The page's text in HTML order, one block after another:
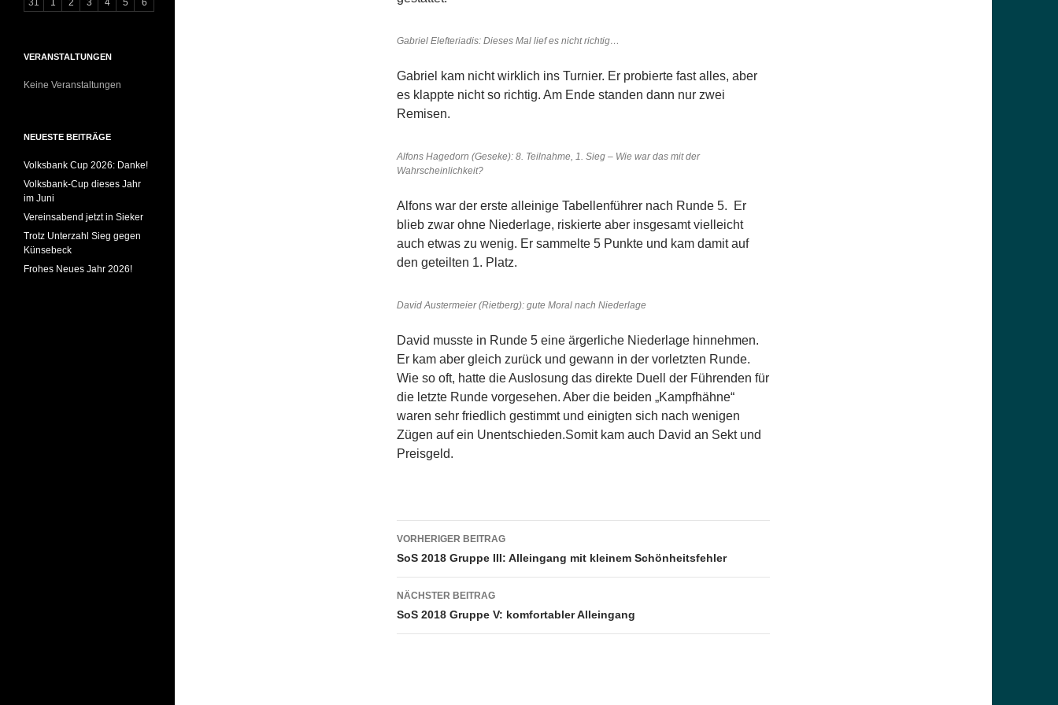
Gabriel Elefteriadis: Dieses Mal lief es nicht richtig…
Gabriel kam nicht wirklich ins Turnier. Er probierte fast alles, aber
es klappte nicht so richtig. Am Ende standen dann nur zwei
Remisen.
Alfons Hagedorn (Geseke): 8. Teilnahme, 1. Sieg – Wie war das mit der
Wahrscheinlichkeit?
Alfons war der erste alleinige Tabellenführer nach Runde 5. Er
blieb zwar ohne Niederlage, riskierte aber insgesamt vielleicht
auch etwas zu wenig. Er sammelte 5 Punkte und kam damit auf
den geteilten 1. Platz.
David Austermeier (Rietberg): gute Moral nach Niederlage
David musste in Runde 5 eine ärgerliche Niederlage hinnehmen.
Er kam aber gleich zurück und gewann in der vorletzten Runde.
Wie so oft, hatte die Auslosung das direkte Duell der Führenden für
die letzte Runde vorgesehen. Aber die beiden „Kampfhähne“
waren sehr friedlich gestimmt und einigten sich nach wenigen
Zügen auf ein Unentschieden.Somit kam auch David an Sekt und
Preisgeld.
Beitragsnavigation
VORHERIGER BEITRAG
SoS 2018 Gruppe III: Alleingang mit kleinem Schönheitsfehler
NÄCHSTER BEITRAG
SoS 2018 Gruppe V: komfortabler Alleingang
VERANSTALTUNGEN
Keine Veranstaltungen
NEUESTE BEITRÄGE
Volksbank Cup 2026: Danke!
Volksbank-Cup dieses Jahr
im Juni
Vereinsabend jetzt in Sieker
Trotz Unterzahl Sieg gegen
Künsebeck
Frohes Neues Jahr 2026!